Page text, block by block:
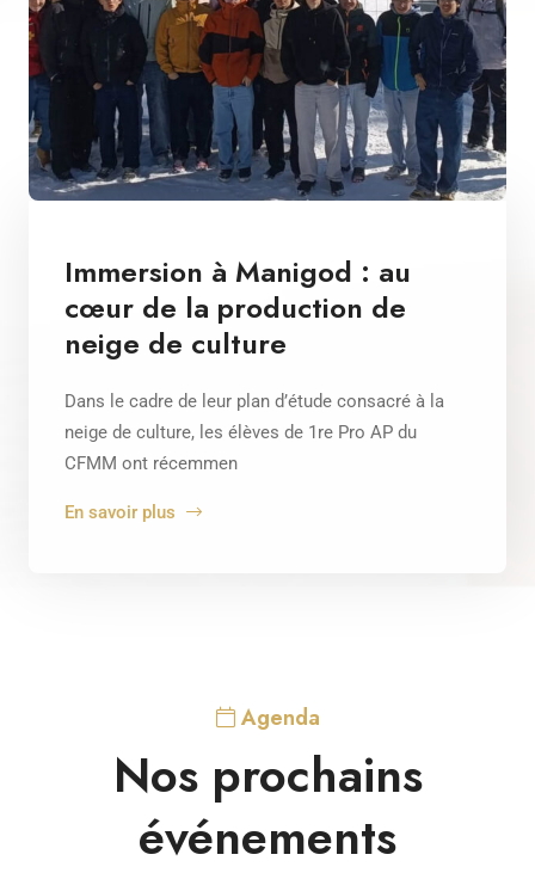
Immersion à Manigod : au
cœur de la production de
neige de culture
Dans le cadre de leur plan d’étude consacré à la
neige de culture, les élèves de 1re Pro AP du
CFMM ont récemmen
En savoir plus
Agenda
Nos prochains
événements